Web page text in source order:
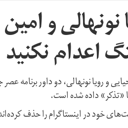
و
اعدام نکنید
و رویا نونهالی، دو داور برنامه
«تذکر» داده شده است.
خود در اینستاگرام را حذف